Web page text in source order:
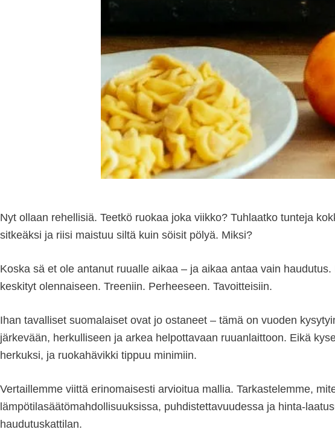
Nyt ollaan rehellisiä. Teetkö ruokaa joka viikko? Tuhlaatko tunteja
sitkeäksi ja riisi maistuu siltä kuin söisit pölyä. Miksi?
Koska sä et ole antanut ruualle aikaa – ja aikaa antaa vain
keskityt olennaiseen. Treeniin. Perheeseen. Tavoitteisiin.
Ihan tavalliset suomalaiset ovat jo ostaneet – tämä on vuoden
järkevään, herkulliseen ja arkea helpottavaan ruuanlaittoon. Eikä
herkuksi, ja ruokahävikki tippuu minimiin.
Vertaillemme viittä erinomaisesti arvioitua mallia. Tarkastelemme,
lämpötilasäätömahdollisuuksissa, puhdistettavuudessa ja hinta-
haudutuskattilan.